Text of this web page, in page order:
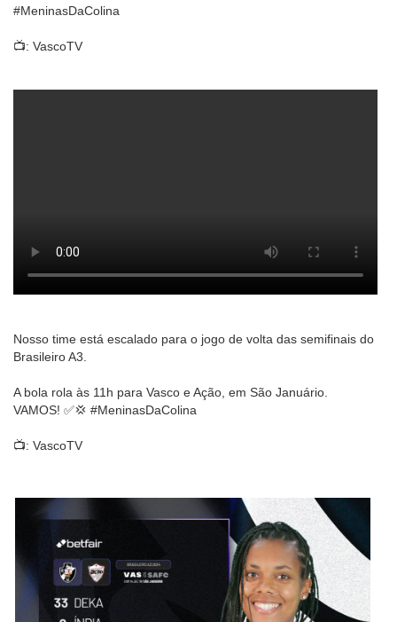
#MeninasDaColina
📺: VascoTV
Nosso time está escalado para o jogo de volta das semifinais do
Brasileiro A3.
A bola rola às 11h para Vasco e Ação, em São Januário.
VAMOS! ✅💢 #MeninasDaColina
📺: VascoTV